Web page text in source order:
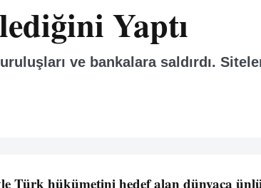
Yaptı
ve bankalara saldırdı.
Türk hükümetini hedef alan dünyaca